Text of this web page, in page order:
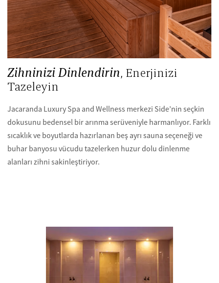
Zihninizi Dinlendirin, Enerjinizi
Tazeleyin
Jacaranda Luxury Spa and Wellness merkezi Side’nin seçkin
dokusunu bedensel bir arınma serüveniyle harmanlıyor. Farklı
sıcaklık ve boyutlarda hazırlanan beş ayrı sauna seçeneği ve
buhar banyosu vücudu tazelerken huzur dolu dinlenme
alanları zihni sakinleştiriyor.